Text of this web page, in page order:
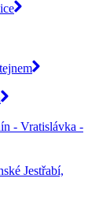
- Vratislávka -
Jestřabí,